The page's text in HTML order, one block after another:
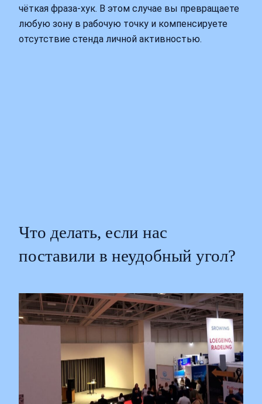
чёткая фраза-хук. В этом случае вы превращаете
любую зону в рабочую точку и компенсируете
отсутствие стенда личной активностью.
Что делать, если нас
поставили в неудобный угол?